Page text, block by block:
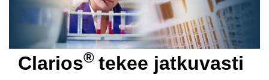
Clarios® tekee jatkuvasti